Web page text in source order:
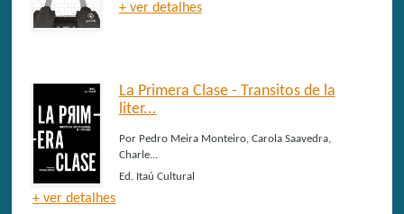
+ ver detalhes
La Primera Clase - Transitos de la
liter...
PorPedro Meira Monteiro, Carola Saavedra,
Charle...
Ed.Itaú Cultural
+ ver detalhes